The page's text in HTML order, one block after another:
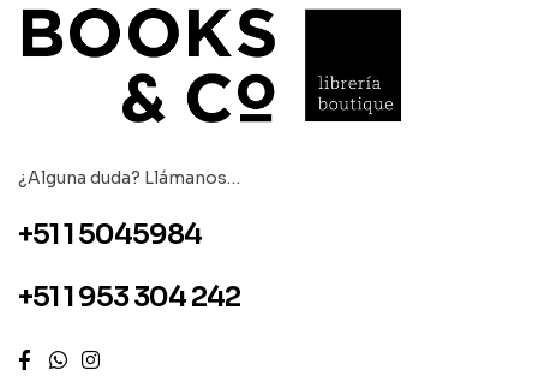
¿Alguna duda? Llámanos…
+51 1 5045984
+51 1 953 304 242